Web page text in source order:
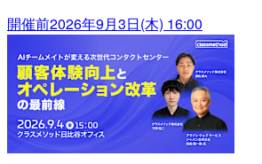
開催前2026年9月3日(木) 16:00